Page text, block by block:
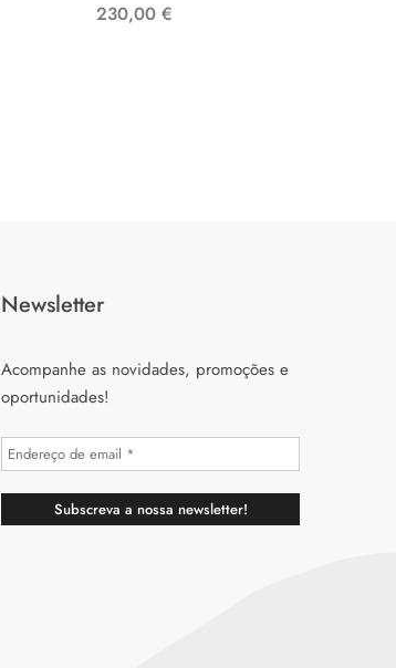
230,00 €
Newsletter
Acompanhe as novidades, promoções e
oportunidades!